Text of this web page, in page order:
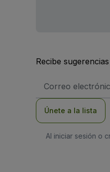
Recibe
de
Únete a la lista
Al iniciar sesión o